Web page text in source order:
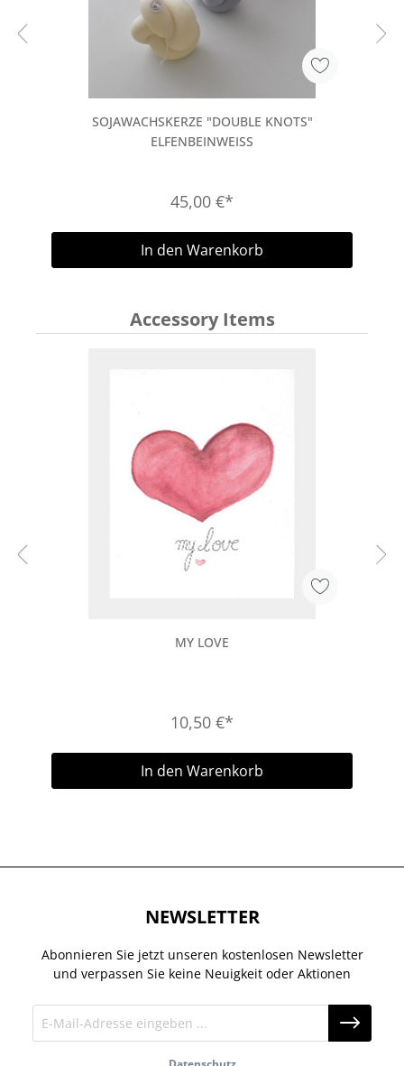
SOJAWACHSKERZE "DOUBLE KNOTS"
ELFENBEINWEISS
45,00 €*
In den Warenkorb
Accessory Items
MY LOVE
10,50 €*
In den Warenkorb
NEWSLETTER
Abonnieren Sie jetzt unseren kostenlosen Newsletter
und verpassen Sie keine Neuigkeit oder Aktionen